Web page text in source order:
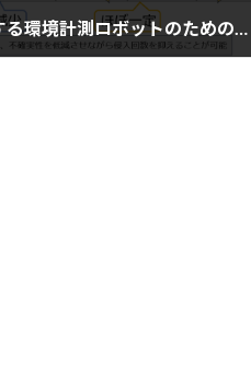
"人と共存する環境計測ロボットのための経路計画の最適化", 電子情報通信学会CQ研究会, 沖縄